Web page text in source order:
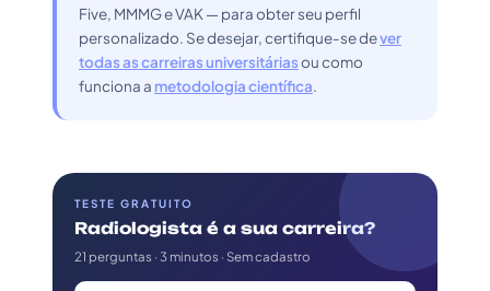
Five, MMMG e VAK — para obter seu perfil
personalizado. Se desejar, certifique-se dever
todas as carreiras universitáriasou como
funciona a metodologia científica.
TESTE GRATUITO
Radiologista é a sua carreira?
21 perguntas · 3 minutos · Sem cadastro